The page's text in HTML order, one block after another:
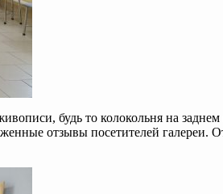
будь то колокольня на заднем
отзывы посетителей галереи.